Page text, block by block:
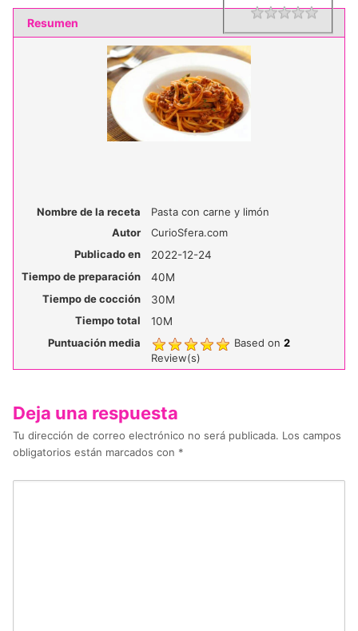
Resumen Rating
Nombre de la receta
Pasta con carne y limón
Autor
CurioSfera.com
Publicado en
2022-12-24
Tiempo de preparación
40M
Tiempo de cocción
30M
Tiempo total
10M
Puntuación media
Based on2
Review(s)
Deja una respuesta
Tu dirección de correo electrónico no será publicada. Los campos
obligatorios están marcados con *